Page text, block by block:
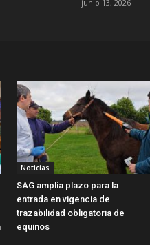
junio 13, 2026
Noticias
SAG amplía plazo para la
entrada en vigencia de
trazabilidad obligatoria de
equinos